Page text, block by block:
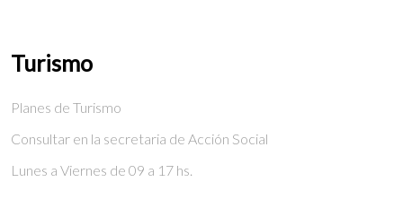
Turismo
Planes de Turismo
Consultar en la secretaria de Acción Social
Lunes a Viernes de 09 a 17 hs.